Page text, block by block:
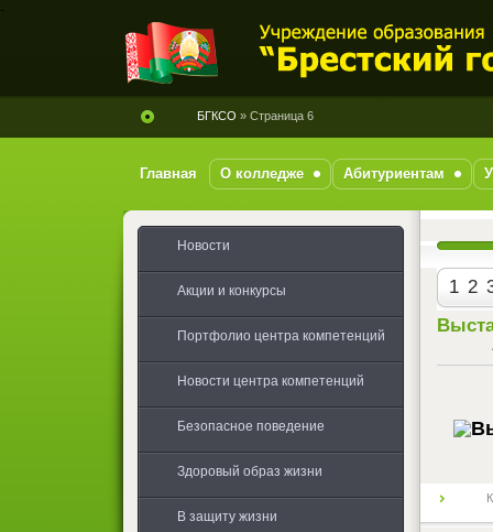
БГКСО » Страница 6
Главная О колледже Абитуриентам
1 2
Новости
Акции и конкурсы
Портфолио центра компетенций
Новости центра компетенций
Безопасное поведение
Здоровый образ жизни
В защиту жизни